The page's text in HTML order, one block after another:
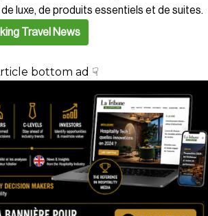
luxe, de produits essentiels et de suites.
Travel News
bottom ad ☟